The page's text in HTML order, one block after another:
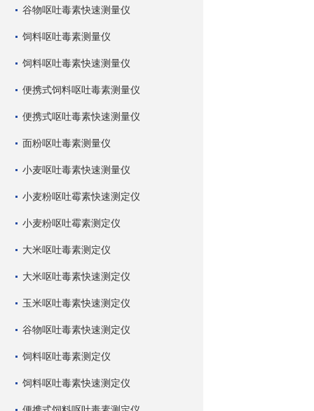
谷物呕吐毒素快速测量仪
饲料呕吐毒素测量仪
饲料呕吐毒素快速测量仪
便携式饲料呕吐毒素测量仪
便携式呕吐毒素快速测量仪
面粉呕吐毒素测量仪
小麦呕吐毒素快速测量仪
小麦粉呕吐霉素快速测定仪
小麦粉呕吐霉素测定仪
大米呕吐毒素测定仪
大米呕吐毒素快速测定仪
玉米呕吐毒素快速测定仪
谷物呕吐毒素快速测定仪
饲料呕吐毒素测定仪
饲料呕吐毒素快速测定仪